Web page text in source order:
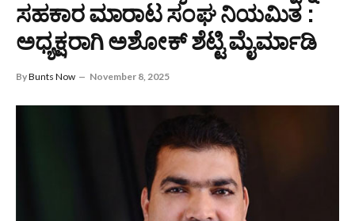
ಸಹಕಾರ ಮಾರಾಟ ಸಂಘ ನಿಯಮಿತ :
ಅಧ್ಯಕ್ಷರಾಗಿ ಅಶೋಕ್ ಶೆಟ್ಟಿ ಮೈರ್ಮಾಡಿ
ByBunts Now November 8, 2025